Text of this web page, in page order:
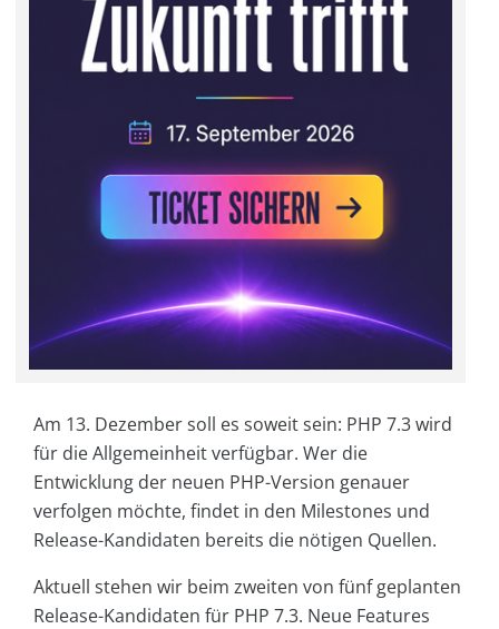
Am 13. Dezember soll es soweit sein: PHP 7.3 wird
für die Allgemeinheit verfügbar. Wer die
Entwicklung der neuen PHP-Version genauer
verfolgen möchte, findet in den Milestones und
Release-Kandidaten bereits die nötigen Quellen.
Aktuell stehen wir beim zweiten von fünf geplanten
Release-Kandidaten für PHP 7.3. Neue Features